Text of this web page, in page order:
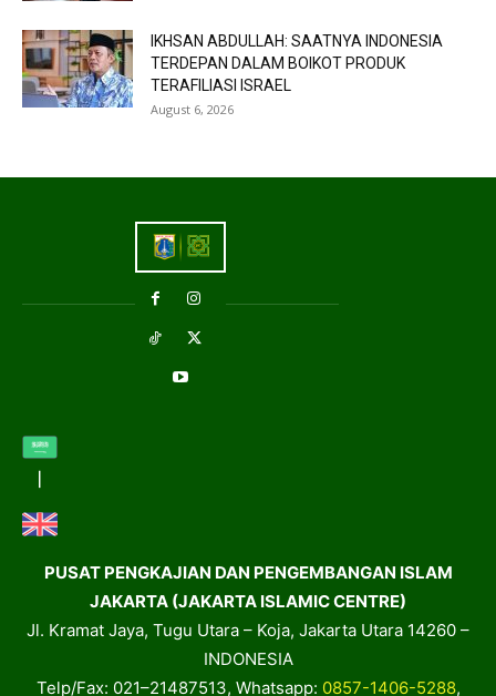
IKHSAN ABDULLAH: SAATNYA INDONESIA
TERDEPAN DALAM BOIKOT PRODUK
TERAFILIASI ISRAEL
August 6, 2026
PUSAT PENGKAJIAN DAN PENGEMBANGAN ISLAM
JAKARTA (JAKARTA ISLAMIC CENTRE)
Jl. Kramat Jaya, Tugu Utara – Koja, Jakarta Utara 14260 –
INDONESIA
Telp/Fax: 021–21487513, Whatsapp: 0857-1406-5288,